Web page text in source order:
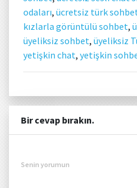
odaları, ücretsiz türk
kızlarla görüntülü sohbet,
üyeliksiz sohbet, üyeliksiz
yetişkin chat, yetişkin
Bir cevap bırakın.
Senin yorumun